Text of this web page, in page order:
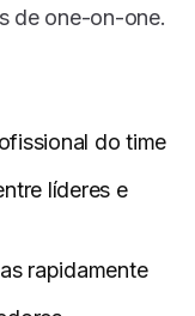
de one-on-one.
do time
líderes e
rapidamente